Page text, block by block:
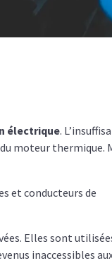
électrique.
moteur thermique.
et conducteurs de
Elles sont
inaccessibles